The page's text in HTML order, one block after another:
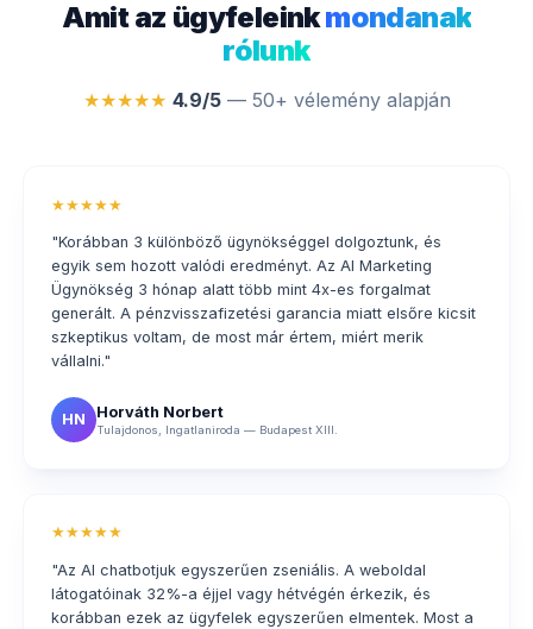
Amit az ügyfeleinkmondanak
rólunk
★★★★★ 4.9/5 — 50+ vélemény alapján
★★★★★
"Korábban 3 különböző ügynökséggel dolgoztunk, és
egyik sem hozott valódi eredményt. Az AI Marketing
Ügynökség 3 hónap alatt több mint 4x-es forgalmat
generált. A pénzvisszafizetési garancia miatt elsőre kicsit
szkeptikus voltam, de most már értem, miért merik
vállalni."
HN Horváth Norbert
Tulajdonos, Ingatlaniroda — Budapest XIII.
★★★★★
"Az AI chatbotjuk egyszerűen zseniális. A weboldal
látogatóinak 32%-a éjjel vagy hétvégén érkezik, és
korábban ezek az ügyfelek egyszerűen elmentek. Most a